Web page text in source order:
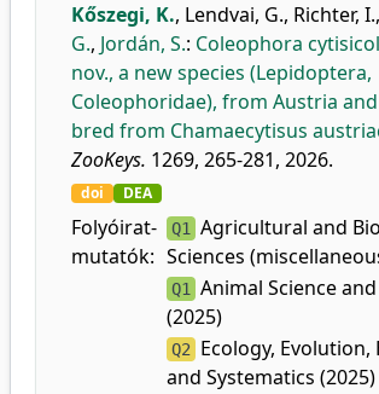
Kőszegi, K., Lendvai, G., Richter, I.,
G., Jordán, S.: Coleophora
nov., a new species (Lepidoptera,
Coleophoridae), from Austria
bred from Chamaecytisus
ZooKeys. 1269, 265-281, 2026.
doi DEA
Folyóirat-
mutatók:
Q1 Agricultural and
Sciences
Q1 Animal Science
(2025)
Q2 Ecology, Evolution,
and Systematics (2025)